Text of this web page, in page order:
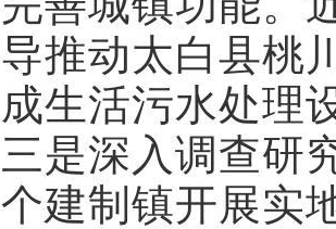
导推动太白县桃
成生活污水处理
三是深入调查研
个建制镇开展实